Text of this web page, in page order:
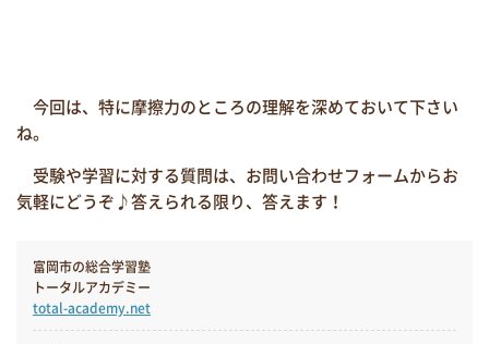
今回は、特に摩擦力のところの理解を深めておいて下さい
ね。
受験や学習に対する質問は、お問い合わせフォームからお
気軽にどうぞ♪答えられる限り、答えます！
富岡市の総合学習塾
トータルアカデミー
total-academy.net